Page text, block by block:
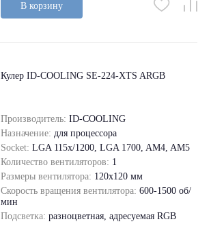
В корзину
Кулер ID-COOLING SE-224-XTS ARGB
Производитель: ID-COOLING
Назначение: для процессора
Socket: LGA 115x/1200, LGA 1700, AM4, AM5
Количество вентиляторов: 1
Размеры вентилятора: 120x120 мм
Скорость вращения вентилятора: 600-1500 об/
мин
Подсветка: разноцветная, адресуемая RGB